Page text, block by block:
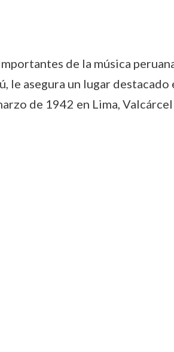
de la música
le asegura un lugar destacado
de 1942 en Lima, Valcárcel